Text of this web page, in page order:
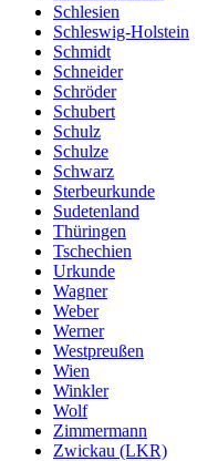
Schlesien
Schleswig-Holstein
Schmidt
Schneider
Schröder
Schubert
Schulz
Schulze
Schwarz
Sterbeurkunde
Sudetenland
Thüringen
Tschechien
Urkunde
Wagner
Weber
Werner
Westpreußen
Wien
Winkler
Wolf
Zimmermann
Zwickau (LKR)